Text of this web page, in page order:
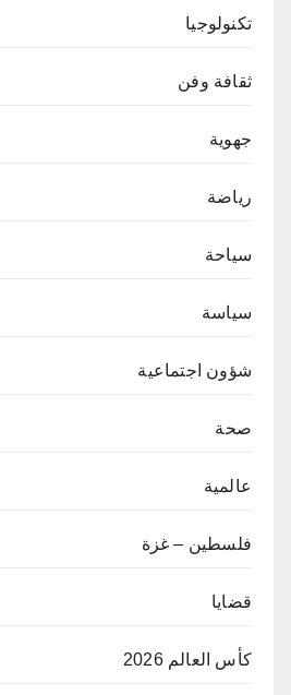
تكنولوجيا
ثقافة وفن
جهوية
رياضة
سياحة
سياسة
شؤون اجتماعية
صحة
عالمية
فلسطين – غزة
قضايا
كأس العالم 2026